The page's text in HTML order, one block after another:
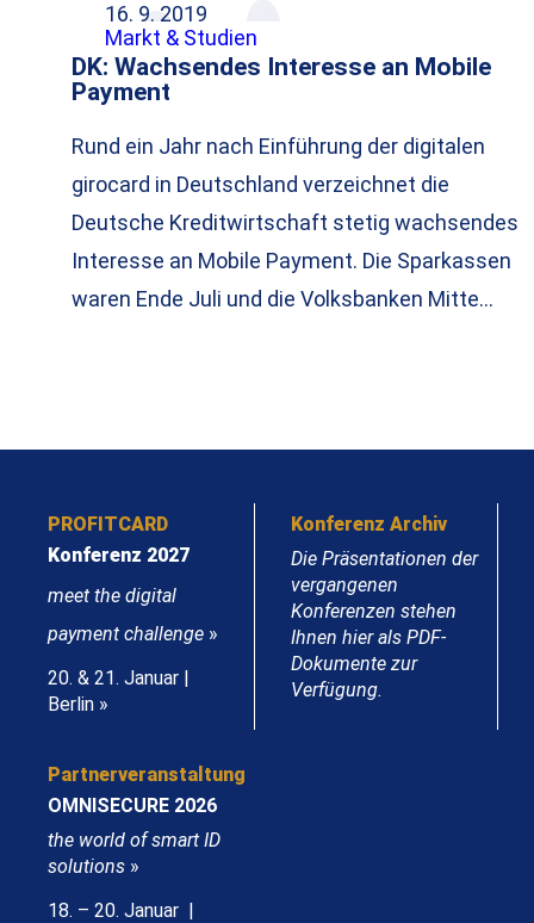
16. 9. 2019
Markt & Studien
DK: Wachsendes Interesse an Mobile
Payment
Rund ein Jahr nach Einführung der digitalen
girocard in Deutschland verzeichnet die
Deutsche Kreditwirtschaft stetig wachsendes
Interesse an Mobile Payment. Die Sparkassen
waren Ende Juli und die Volksbanken Mitte…
PROFITCARD
Konferenz 2027
meet the digital
payment challenge »
20. & 21. Januar |
Berlin »
Konferenz Archiv
Die Präsentationen der
vergangenen
Konferenzen stehen
Ihnen hier als PDF-
Dokumente zur
Verfügung.
Partnerveranstaltung
OMNISECURE 2026
the world of smart ID
solutions »
18. – 20. Januar |